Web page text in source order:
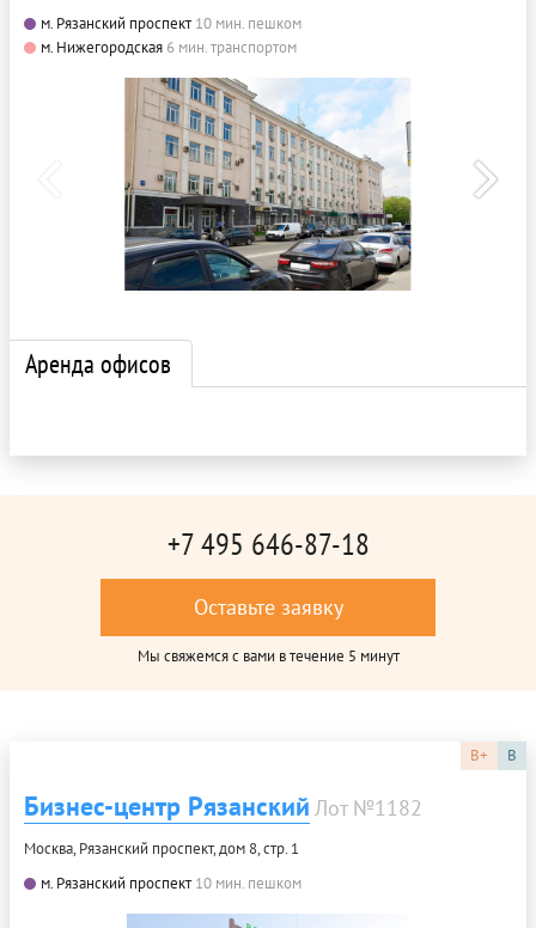
м. Рязанский проспект 10 мин. пешком
м. Нижегородская 6 мин. транспортом
Аренда офисов
+7 495 646-87-18
Оставьте заявку
Мы свяжемся с вами в течение 5 минут
B+ B
Бизнес-центр Рязанский Лот №1182
Москва, Рязанский проспект, дом 8, стр. 1
м. Рязанский проспект 10 мин. пешком